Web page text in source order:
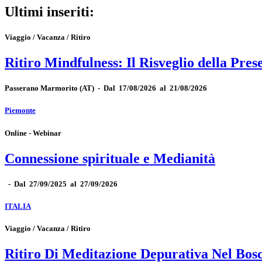
Ultimi inseriti:
Viaggio / Vacanza / Ritiro
Ritiro Mindfulness: Il Risveglio della
Passerano Marmorito (AT) - Dal 17/08/2026 al 21/08/2026
Piemonte
Online - Webinar
Connessione spirituale e Medianità
- Dal 27/09/2025 al 27/09/2026
ITALIA
Viaggio / Vacanza / Ritiro
Ritiro Di Meditazione Depurativa Nel